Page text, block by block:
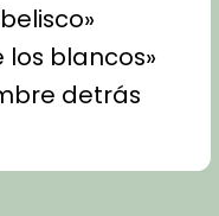
los blancos»
detrás